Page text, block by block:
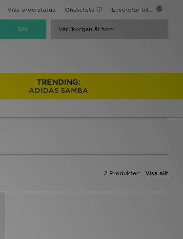
Visa orderstatus Önskelista Levererar till...
Varukorgen är tom
TRENDING:
ADIDAS SAMBA
Visa allt
2 Produkter: